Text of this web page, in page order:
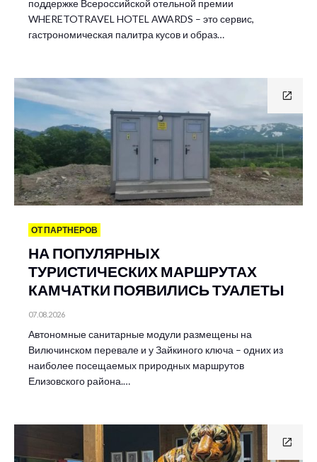
поддержке Всероссийской отельной премии
WHERETOTRAVEL HOTEL AWARDS – это сервис,
гастрономическая палитра кусов и образ…
ОТ ПАРТНЕРОВ
НА ПОПУЛЯРНЫХ
ТУРИСТИЧЕСКИХ МАРШРУТАХ
КАМЧАТКИ ПОЯВИЛИСЬ ТУАЛЕТЫ
07.08.2026
Автономные санитарные модули размещены на
Вилючинском перевале и у Зайкиного ключа – одних из
наиболее посещаемых природных маршрутов
Елизовского района.…